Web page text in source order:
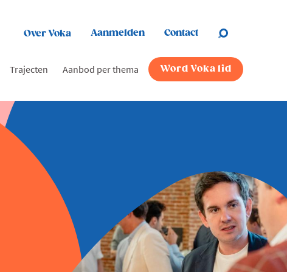
Over Voka Aanmelden Contact
Trajecten Aanbod per thema Word Voka lid